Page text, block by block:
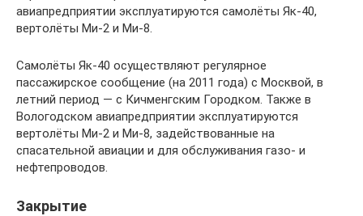
авиапредприятии эксплуатируются самолёты Як-40,
вертолёты Ми-2 и Ми-8.
Самолёты Як-40 осуществляют регулярное
пассажирское сообщение (на 2011 года) с Москвой, в
летний период — с Кичменгским Городком. Также в
Вологодском авиапредприятии эксплуатируются
вертолёты Ми-2 и Ми-8, задействованные на
спасательной авиации и для обслуживания газо- и
нефтепроводов.
Закрытие